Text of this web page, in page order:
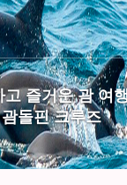
고 즐거운 괌 여
괌돌핀 크루즈